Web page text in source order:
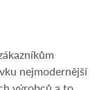
nejmodernější